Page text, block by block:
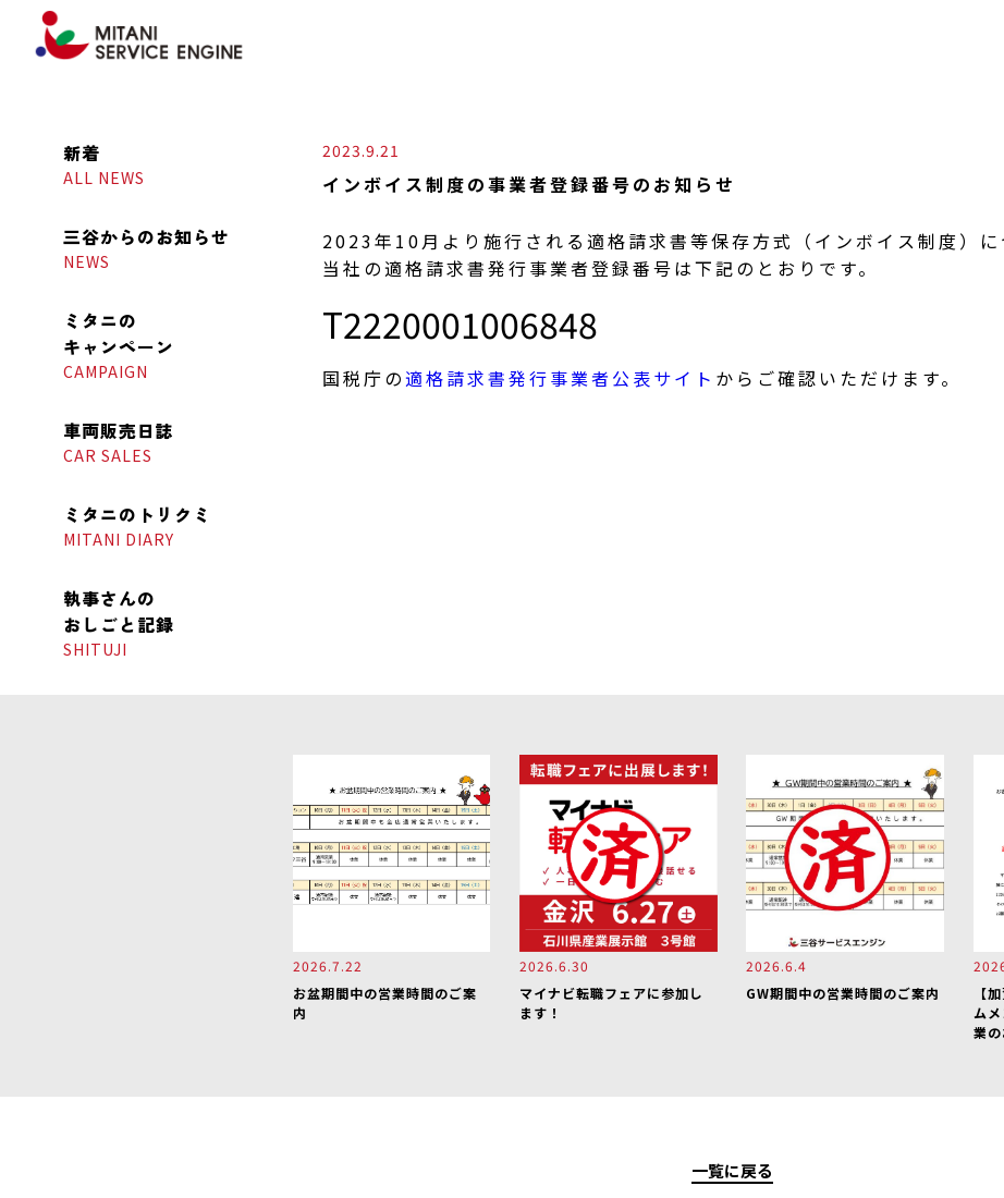
新着
ALL NEWS
三谷からのお知らせ
NEWS
ミタニの
キャンペーン
CAMPAIGN
車両販売日誌
CAR SALES
ミタニの トリクミ
MITANI DIARY
執事さんの
おしごと記録
SHITUJI
2023.9.21
インボイス制度の事業者登録番号のお知らせ
2023年10月より施行される適格請求書等保存方式（インボイス制度）に
当社の適格請求書発行事業者登録番号は下記のとおりです。
T2220001006848
国税庁の適格請求書発行事業者公表サイト からご確認いただけます。
2026.7.22
お盆期間中の営業時間のご案
内
2026.6.30
マイナビ転職フェアに参加し
ます！
2026.6.4
GW期間中の営業時間のご案内
【
ム
業
一覧に戻る